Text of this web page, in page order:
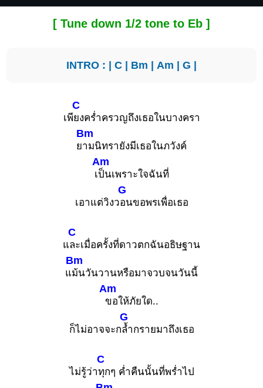
[ Tune down 1/2 tone to Eb ]
INTRO : | C | Bm | Am | G |
เพี
C
ยงคร่ำครวญถึงเธอในบางครา
ย
Bm
ามนิทรายังมีเธอในภวังค์
เ
Am
ป็นเพราะใจฉันที่
เอาแต่วิงว
G
อนขอพรเพื่อเธอ
แ
C
ละเมื่อครั้งที่ดาวตกฉันอธิษฐาน
แ
Bm
ม้นวันวานหรือมาจวบจนวันนี้
Am
ขอให้ภัยใด..
ก็ไม่อาจจะก
G
ล้ำกรายมาถึงเธอ
ไม่รู้ว่า
C
ทุกๆ ค่ำคืนนั้นที่พร่ำไป